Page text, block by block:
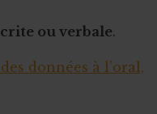
ou verbale.
données à l’oral,